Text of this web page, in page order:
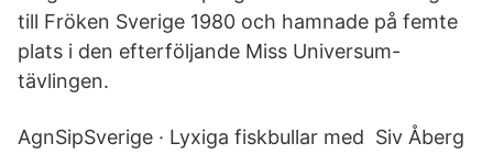
till Fröken Sverige 1980 och hamnade på femte
plats i den efterföljande Miss Universum-
tävlingen.
AgnSipSverige · Lyxiga fiskbullar med Siv Åberg